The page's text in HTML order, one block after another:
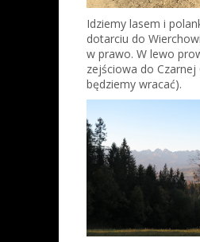
Idziemy lasem i
dotarciu do
w prawo. W lewo
zejściowa do Czarnej
będziemy wracać).